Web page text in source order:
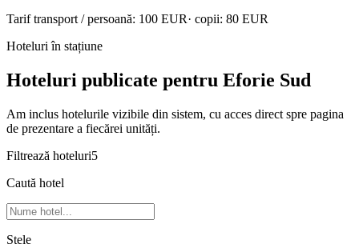
Tarif transport / persoană: 100 EUR· copii: 80 EUR
Hoteluri în stațiune
Hoteluri publicate pentru Eforie Sud
Am inclus hotelurile vizibile din sistem, cu acces direct spre pagina
de prezentare a fiecărei unități.
Filtrează hoteluri5
Caută hotel
Stele